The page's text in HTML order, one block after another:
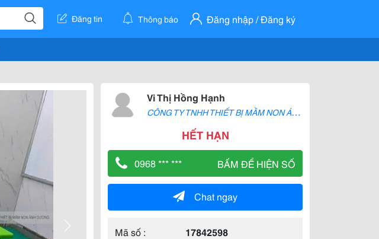
Đăng tin Thông báo Đăng nhập / Đăng ký
Vi Thị Hồng Hạnh
C
ÔNG TY TNHH THIẾT BỊ MẦM NON ÁNH DƯƠNG
HẾT HẠN
0968 *** *** BẤM ĐỂ HIỆN SỐ
Chat ngay
Mã số :
17842598